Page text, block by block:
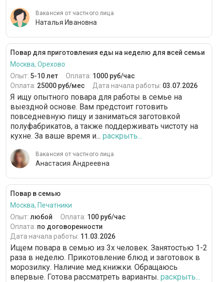
Вакансия от частного лица
Наталья Ивановна
Повар для приготовления еды на неделю для всей семьи
Москва, Орехово
Опыт: 5-10 лет Оплата: 1000 руб/час
Оплата: 25000 руб/мес Дата начала работы: 03.07.2026
Я ищу опытного повара для работы в семье на
выездной основе. Вам предстоит готовить
повседневную пищу и заниматься заготовкой
полуфабрикатов, а также поддерживать чистоту на
кухне. За ваше время и... раскрыть...
Вакансия от частного лица
Анастасия Андреевна
Повар в семью
Москва, Печатники
Опыт: любой Оплата: 100 руб/час
Оплата: по договоренности
Дата начала работы: 11.03.2026
Ищем повара в семью из 3х человек. Занятостью 1-2
раза в неделю. Прикотовление блюд и заготовок в
морозилку. Наличие мед.книжки. Обращаюсь
впервые. Готова рассматреть варианты. раскрыть...